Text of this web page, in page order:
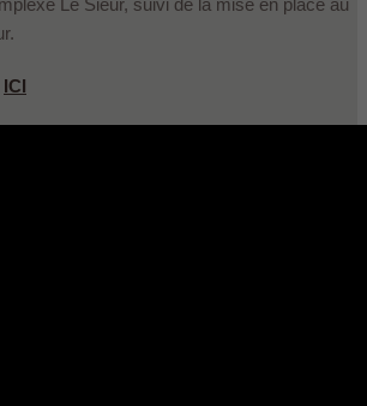
Le Sieur, suivi de la mise en place au
ICI